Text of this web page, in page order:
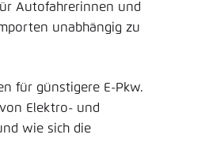
Autofahrerinnen und
unabhängig zu
für günstigere E-Pkw.
Elektro- und
wie sich die